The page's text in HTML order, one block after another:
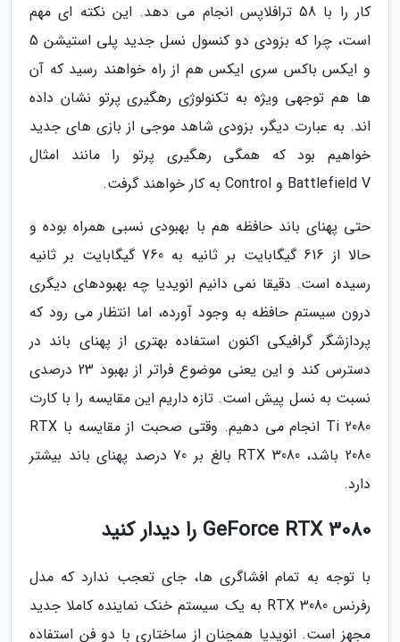
کار را با 58 ترافلاپس انجام می دهد. این نکته ای مهم
است، چرا که بزودی دو کنسول نسل جدید پلی استیشن 5
و ایکس باکس سری ایکس هم از راه خواهند رسید که آن
ها هم توجهی ویژه به تکنولوژی رهگیری پرتو نشان داده
اند. به عبارت دیگر، بزودی شاهد موجی از بازی های جدید
خواهیم بود که همگی رهگیری پرتو را مانند امثال
Battlefield V و Control به کار خواهند گرفت.
حتی پهنای باند حافظه هم با بهبودی نسبی همراه بوده و
حالا از 616 گیگابایت بر ثانیه به 760 گیگابایت بر ثانیه
رسیده است. دقیقا نمی دانیم انویدیا چه بهبودهای دیگری
درون سیستم حافظه به وجود آورده، اما انتظار می رود که
پردازشگر گرافیکی اکنون استفاده بهتری از پهنای باند در
دسترس کند و این یعنی موضوع فراتر از بهبود 23 درصدی
نسبت به نسل پیش است. تازه داریم این مقایسه را با کارت
2080 Ti انجام می دهیم. وقتی صحبت از مقایسه با RTX
2080 باشد، RTX 3080 بالغ بر 70 درصد پهنای باند بیشتر
دارد.
GeForce RTX 3080 را دیدار کنید
با توجه به تمام افشاگری ها، جای تعجب ندارد که مدل
رفرنس RTX 3080 به یک سیستم خنک نماینده کاملا جدید
مجهز است. انویدیا همچنان از ساختاری با دو فن استفاده